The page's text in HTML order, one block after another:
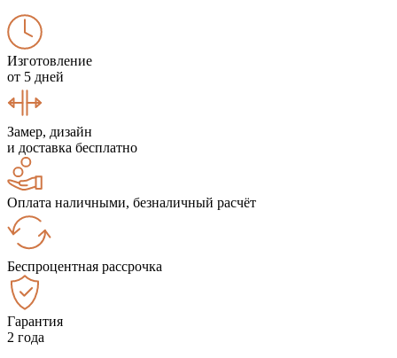
Изготовление
от 5 дней
Замер, дизайн
и доставка бесплатно
Оплата наличными, безналичный расчёт
Беспроцентная рассрочка
Гарантия
2 года